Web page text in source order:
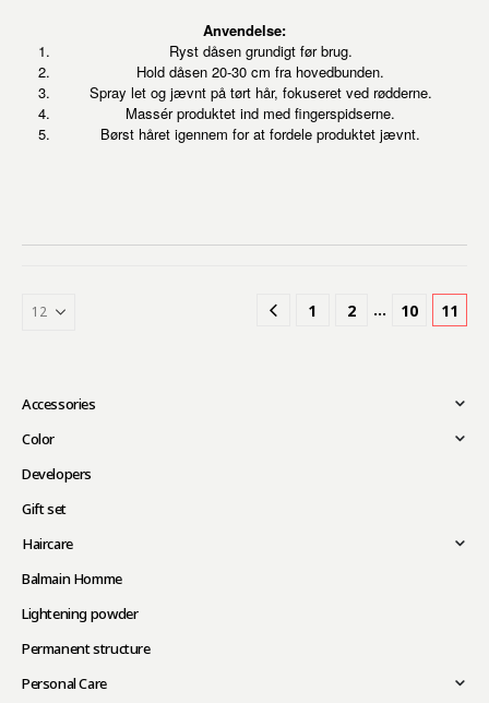
Anvendelse:
Ryst dåsen grundigt før brug.
Hold dåsen 20-30 cm fra hovedbunden.
Spray let og jævnt på tørt hår, fokuseret ved rødderne.
Massér produktet ind med fingerspidserne.
Børst håret igennem for at fordele produktet jævnt.
1 2 … 10 11
Accessories
Color
Developers
Gift set
Haircare
Balmain Homme
Lightening powder
Permanent structure
Personal Care